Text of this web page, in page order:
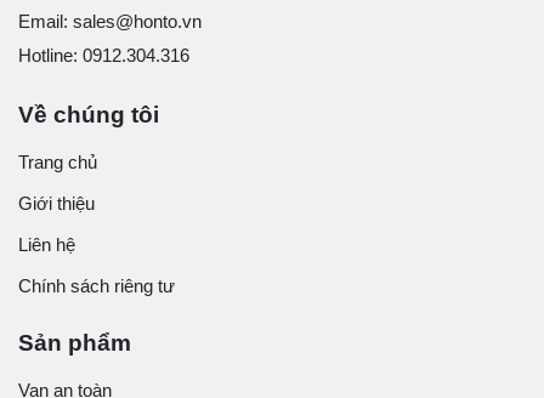
Email: sales@honto.vn
Hotline: 0912.304.316
Về chúng tôi
Trang chủ
Giới thiệu
Liên hệ
Chính sách riêng tư
Sản phẩm
Van an toàn